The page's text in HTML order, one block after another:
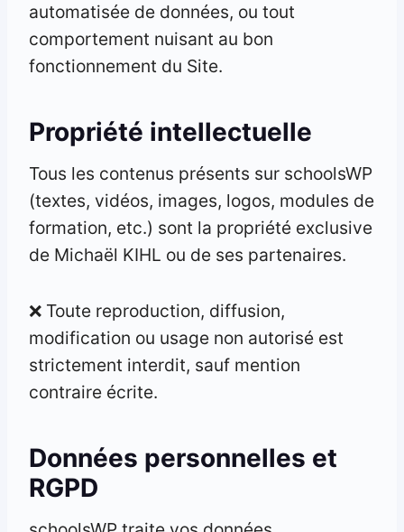
automatisée de données, ou tout
comportement nuisant au bon
fonctionnement du Site.
Propriété intellectuelle
Tous les contenus présents sur schoolsWP
(textes, vidéos, images, logos, modules de
formation, etc.) sont la propriété exclusive
de Michaël KIHL ou de ses partenaires.
❌ Toute reproduction, diffusion,
modification ou usage non autorisé est
strictement interdit, sauf mention
contraire écrite.
Données personnelles et
RGPD